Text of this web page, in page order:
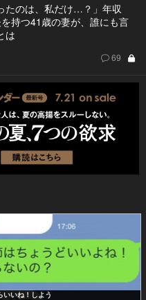
たのは、私だけ…？」年収
持つ41歳の妻が、誰にも言
は
69
いいね！しよう